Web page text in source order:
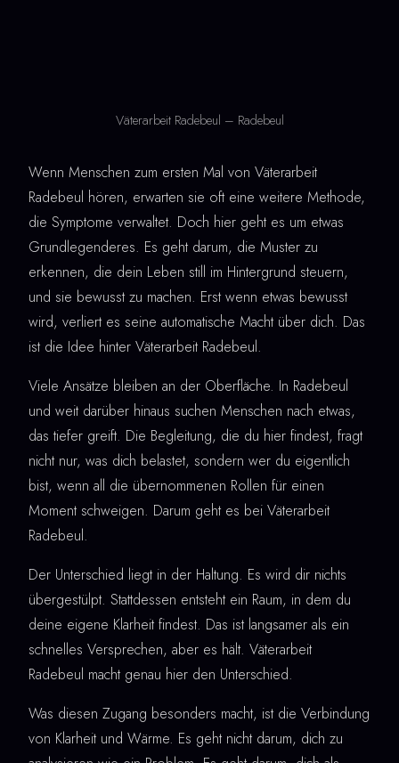
Väterarbeit Radebeul – Radebeul
Wenn Menschen zum ersten Mal von Väterarbeit
Radebeul hören, erwarten sie oft eine weitere Methode,
die Symptome verwaltet. Doch hier geht es um etwas
Grundlegenderes. Es geht darum, die Muster zu
erkennen, die dein Leben still im Hintergrund steuern,
und sie bewusst zu machen. Erst wenn etwas bewusst
wird, verliert es seine automatische Macht über dich. Das
ist die Idee hinter Väterarbeit Radebeul.
Viele Ansätze bleiben an der Oberfläche. In Radebeul
und weit darüber hinaus suchen Menschen nach etwas,
das tiefer greift. Die Begleitung, die du hier findest, fragt
nicht nur, was dich belastet, sondern wer du eigentlich
bist, wenn all die übernommenen Rollen für einen
Moment schweigen. Darum geht es bei Väterarbeit
Radebeul.
Der Unterschied liegt in der Haltung. Es wird dir nichts
übergestülpt. Stattdessen entsteht ein Raum, in dem du
deine eigene Klarheit findest. Das ist langsamer als ein
schnelles Versprechen, aber es hält. Väterarbeit
Radebeul macht genau hier den Unterschied.
Was diesen Zugang besonders macht, ist die Verbindung
von Klarheit und Wärme. Es geht nicht darum, dich zu